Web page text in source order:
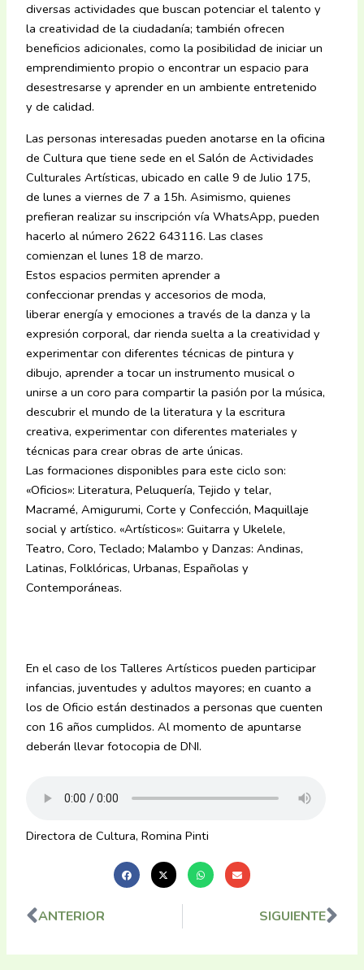
diversas actividades que buscan potenciar el talento y
la creatividad de la ciudadanía; también ofrecen
beneficios adicionales, como la posibilidad de iniciar un
emprendimiento propio o encontrar un espacio para
desestresarse y aprender en un ambiente entretenido
y de calidad.
Las personas interesadas pueden anotarse en la oficina
de Cultura que tiene sede en el Salón de Actividades
Culturales Artísticas, ubicado en calle 9 de Julio 175,
de lunes a viernes de 7 a 15h. Asimismo, quienes
prefieran realizar su inscripción vía WhatsApp, pueden
hacerlo al número 2622 643116. Las clases
comienzan el lunes 18 de marzo.
Estos espacios permiten aprender a
confeccionar prendas y accesorios de moda,
liberar energía y emociones a través de la danza y la
expresión corporal, dar rienda suelta a la creatividad y
experimentar con diferentes técnicas de pintura y
dibujo, aprender a tocar un instrumento musical o
unirse a un coro para compartir la pasión por la música,
descubrir el mundo de la literatura y la escritura
creativa, experimentar con diferentes materiales y
técnicas para crear obras de arte únicas.
Las formaciones disponibles para este ciclo son:
«Oficios»: Literatura, Peluquería, Tejido y telar,
Macramé, Amigurumi, Corte y Confección, Maquillaje
social y artístico. «Artísticos»: Guitarra y Ukelele,
Teatro, Coro, Teclado; Malambo y Danzas: Andinas,
Latinas, Folklóricas, Urbanas, Españolas y
Contemporáneas.
En el caso de los Talleres Artísticos pueden participar
infancias, juventudes y adultos mayores; en cuanto a
los de Oficio están destinados a personas que cuenten
con 16 años cumplidos. Al momento de apuntarse
deberán llevar fotocopia de DNI.
Directora de Cultura, Romina Pinti
Ant
ANTERIOR SIGUIENTE